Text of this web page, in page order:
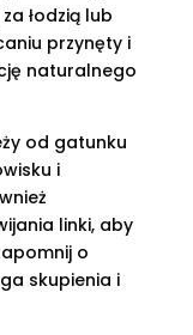
łodzią lub
przynęty i
naturalnego
od gatunku
i
linki, aby
o
skupienia i